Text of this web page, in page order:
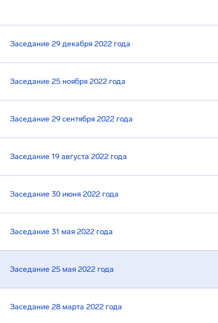
Заседание 29 декабря 2022 года
Заседание 25 ноября 2022 года
Заседание 29 сентября 2022 года
Заседание 19 августа 2022 года
Заседание 30 июня 2022 года
Заседание 31 мая 2022 года
Заседание 25 мая 2022 года
Заседание 28 марта 2022 года